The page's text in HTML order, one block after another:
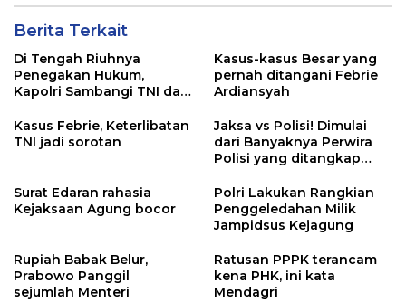
Berita Terkait
Di Tengah Riuhnya
Penegakan Hukum,
Kapolri Sambangi TNI dan
Kasus-kasus Besar yang
pernah ditangani Febrie
Ardiansyah
Kasus Febrie, Keterlibatan
TNI jadi sorotan
Jaksa vs Polisi! Dimulai
dari Banyaknya Perwira
Polisi yang ditangkap
MBG?
Surat Edaran rahasia
Kejaksaan Agung bocor
Polri Lakukan Rangkian
Penggeledahan Milik
Jampidsus Kejagung
Rupiah Babak Belur,
Prabowo Panggil
sejumlah Menteri
Ratusan PPPK terancam
kena PHK, ini kata
Mendagri